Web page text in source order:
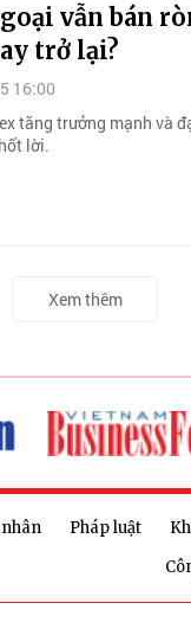
vẫn bán
trở lại?
16:00
tăng trưởng mạnh và
lời.
Xem thêm
Pháp luật